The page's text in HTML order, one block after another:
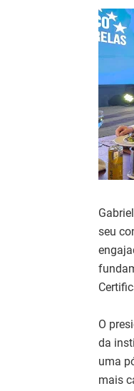
seu
O
da
uma
mais